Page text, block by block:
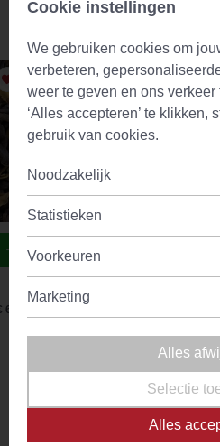
6,92
Omschrijving
Teeli Theefilters worden
en vezels voor true-flavor filter.
Cookie instellingen
We gebruiken cookies om
verbeteren,
weer te geven en ons
‘Alles accepteren’ te klikken,
gebruik van cookies.
Noodzakelijk
Statistieken
Voorkeuren
Marketing
Alles
Selectie
Alles